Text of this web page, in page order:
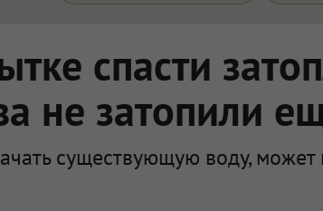
спасти
не затопили
существующую воду, может